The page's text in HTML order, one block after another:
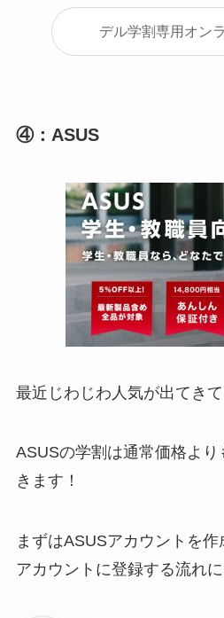
デル学割専用オン
④：ASUS
最近じわじわ人気が出てきて
ASUSの学割は通常価格よ
きます！
まずはASUSアカウントを
アカウントに登録する流れに